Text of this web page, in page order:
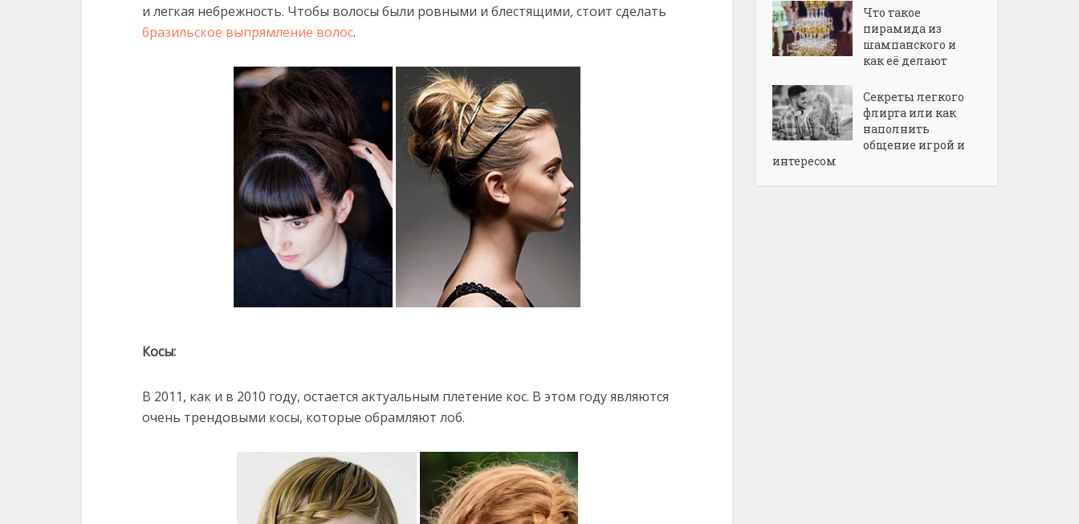
и легкая небрежность. Чтобы волосы были ровными и блестящими, стоит сделать
бразильское выпрямление волос.
Косы:
В 2011, как и в 2010 году, остается актуальным плетение кос. В этом году являются
очень трендовыми косы, которые обрамляют лоб.
Что такое
пирамида из
шампанского и
как её делают
Секреты легкого
флирта или как
наполнить
общение игрой и
интересом